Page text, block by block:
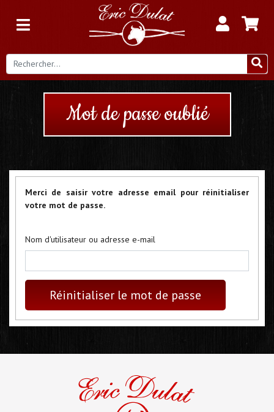
Mot de passe oublié
Merci de saisir votre adresse email pour réinitialiser
votre mot de passe.
Nom d'utilisateur ou adresse e-mail
Réinitialiser le mot de passe